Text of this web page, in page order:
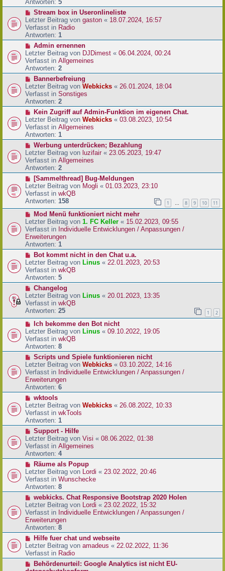
r
a
g
B
e
i
t
r
a
g
Antworten: 5
N
e
u
e
r
B
e
i
t
a
g
Stream box in Useronlineliste
Letzter Beitrag von gaston « 18.07.2024, 16:57
Verfasst in Radio
Antworten: 1
N
e
u
e
r
B
e
i
t
a
g
Admin ernennen
Letzter Beitrag von DJDimest « 06.04.2024, 00:24
Verfasst in Allgemeines
Antworten: 2
N
e
u
e
r
B
e
i
t
a
g
Bannerbefreiung
Letzter Beitrag von Webkicks « 26.01.2024, 18:04
Verfasst in Sonstiges
Antworten: 2
N
e
u
e
r
B
e
i
t
a
g
Kein Zugriff auf Admin-Funktion im eigenen Chat.
Letzter Beitrag von Webkicks « 03.08.2023, 10:54
Verfasst in Allgemeines
Antworten: 1
N
e
u
e
r
B
e
i
t
a
g
Werbung unterdrücken; Bezahlung
Letzter Beitrag von luzifair « 23.05.2023, 19:47
Verfasst in Allgemeines
Antworten: 2
N
e
u
e
r
B
e
i
t
r
a
g
[Sammelthread] Bug-Meldungen
Letzter Beitrag von Mogli « 01.03.2023, 23:10
Verfasst in wkQB
Antworten: 158 1 … 8 9 10 11
N
e
u
e
r
B
e
i
t
r
a
g
Mod Menü funktioniert nicht mehr
Letzter Beitrag von 1. FC Keller « 15.02.2023, 09:55
Verfasst in Individuelle Entwicklungen / Anpassungen /
Erweiterungen
Antworten: 1
N
e
u
e
r
B
e
i
t
a
g
Bot kommt nicht in den Chat u.a.
Letzter Beitrag von Linus « 22.01.2023, 20:53
Verfasst in wkQB
Antworten: 5
N
e
u
e
r
B
e
i
t
a
g
Changelog
Letzter Beitrag von Linus « 20.01.2023, 13:35
Verfasst in wkQB
Antworten: 25 1 2
N
e
u
e
r
B
e
i
t
r
a
g
Ich bekomme den Bot nicht
Letzter Beitrag von Linus « 09.10.2022, 19:05
Verfasst in wkQB
Antworten: 8
N
e
u
e
r
B
e
i
t
r
a
g
Scripts und Spiele funktionieren nicht
Letzter Beitrag von Webkicks « 03.10.2022, 14:16
Verfasst in Individuelle Entwicklungen / Anpassungen /
Erweiterungen
Antworten: 6
N
e
u
e
r
B
e
i
t
a
g
wktools
Letzter Beitrag von Webkicks « 26.08.2022, 10:33
Verfasst in wkTools
Antworten: 1
N
e
u
e
r
B
e
i
t
a
g
Support - Hilfe
Letzter Beitrag von Visi « 08.06.2022, 01:38
Verfasst in Allgemeines
Antworten: 4
N
e
u
e
r
B
e
i
t
r
a
g
Räume als Popup
Letzter Beitrag von Lordi « 23.02.2022, 20:46
Verfasst in Wunschecke
Antworten: 8
N
e
u
e
r
B
e
i
t
webkicks. Chat Responsive Bootstrap 2020 Holen
Letzter Beitrag von Lordi « 23.02.2022, 15:32
Verfasst in Individuelle Entwicklungen / Anpassungen /
Erweiterungen
Antworten: 8
N
e
u
e
Hilfe fuer chat und webseite
Letzter Beitrag von amadeus « 22.02.2022, 11:36
Verfasst in Radio
NBehördenurteil: Google Analytics ist nicht EU-